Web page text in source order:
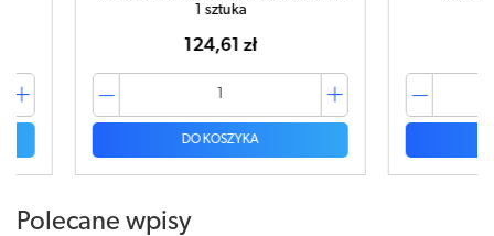
120,14 zł
DO KOSZYKA
Polecane wpisy